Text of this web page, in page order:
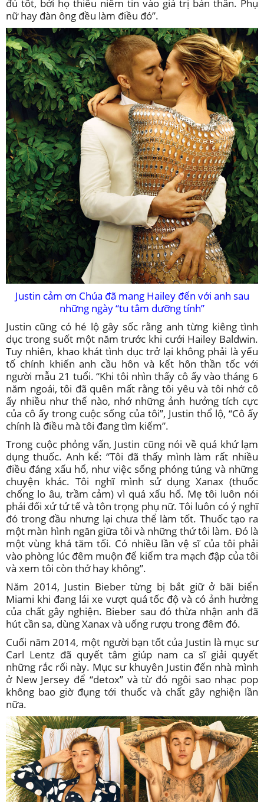
đủ tốt, bởi họ thiếu niềm tin vào giá trị bản thân. Phụ
nữ hay đàn ông đều làm điều đó”.
Justin cảm ơn Chúa đã mang Hailey đến với anh sau
những ngày “tu tâm dưỡng tính”
Justin cũng có hé lộ gây sốc rằng anh từng kiêng tình
dục trong suốt một năm trước khi cưới Hailey Baldwin.
Tuy nhiên, khao khát tình dục trở lại không phải là yếu
tố chính khiến anh cầu hôn và kết hôn thần tốc với
người mẫu 21 tuổi. “Khi tôi nhìn thấy cô ấy vào tháng 6
năm ngoái, tôi đã quên mất rằng tôi yêu và tôi nhớ cô
ấy nhiều như thế nào, nhớ những ảnh hưởng tích cực
của cô ấy trong cuộc sống của tôi”, Justin thổ lộ, “Cô ấy
chính là điều mà tôi đang tìm kiếm”.
Trong cuộc phỏng vấn, Justin cũng nói về quá khứ lạm
dụng thuốc. Anh kể: “Tôi đã thấy mình làm rất nhiều
điều đáng xấu hổ, như việc sống phóng túng và những
chuyện khác. Tôi nghĩ mình sử dụng Xanax (thuốc
chống lo âu, trầm cảm) vì quá xấu hổ. Mẹ tôi luôn nói
phải đối xử tử tế và tôn trọng phụ nữ. Tôi luôn có ý nghĩ
đó trong đầu nhưng lại chưa thể làm tốt. Thuốc tạo ra
một màn hình ngăn giữa tôi và những thứ tôi làm. Đó là
một vùng khá tăm tối. Có nhiều lần vệ sĩ của tôi phải
vào phòng lúc đêm muộn để kiểm tra mạch đập của tôi
và xem tôi còn thở hay không”.
Năm 2014, Justin Bieber từng bị bắt giữ ở bãi biển
Miami khi đang lái xe vượt quá tốc độ và có ảnh hưởng
của chất gây nghiện. Bieber sau đó thừa nhận anh đã
hút cần sa, dùng Xanax và uống rượu trong đêm đó.
Cuối năm 2014, một người bạn tốt của Justin là mục sư
Carl Lentz đã quyết tâm giúp nam ca sĩ giải quyết
những rắc rối này. Mục sư khuyên Justin đến nhà mình
ở New Jersey để “detox” và từ đó ngôi sao nhạc pop
không bao giờ đụng tới thuốc và chất gây nghiện lần
nữa.